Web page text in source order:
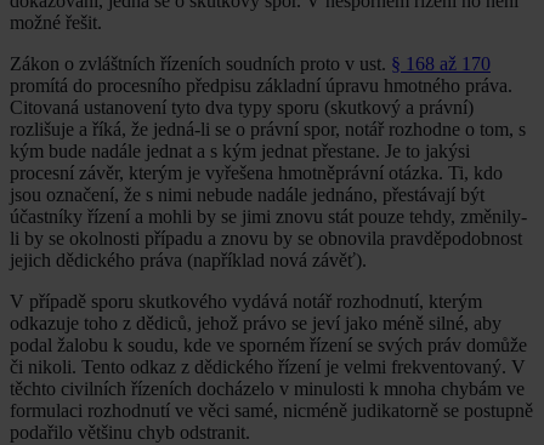
možné řešit.
Zákon o zvláštních řízeních soudních proto v ust. § 168 až 170
promítá do procesního předpisu základní úpravu hmotného práva.
Citovaná ustanovení tyto dva typy sporu (skutkový a právní)
rozlišuje a říká, že jedná-li se o právní spor, notář rozhodne o tom, s
kým bude nadále jednat a s kým jednat přestane. Je to jakýsi
procesní závěr, kterým je vyřešena hmotněprávní otázka. Ti, kdo
jsou označení, že s nimi nebude nadále jednáno, přestávají být
účastníky řízení a mohli by se jimi znovu stát pouze tehdy, změnily-
li by se okolnosti případu a znovu by se obnovila pravděpodobnost
jejich dědického práva (například nová závěť).
V případě sporu skutkového vydává notář rozhodnutí, kterým
odkazuje toho z dědiců, jehož právo se jeví jako méně silné, aby
podal žalobu k soudu, kde ve sporném řízení se svých práv domůže
či nikoli. Tento odkaz z dědického řízení je velmi frekventovaný. V
těchto civilních řízeních docházelo v minulosti k mnoha chybám ve
formulaci rozhodnutí ve věci samé, nicméně judikatorně se postupně
podařilo většinu chyb odstranit.